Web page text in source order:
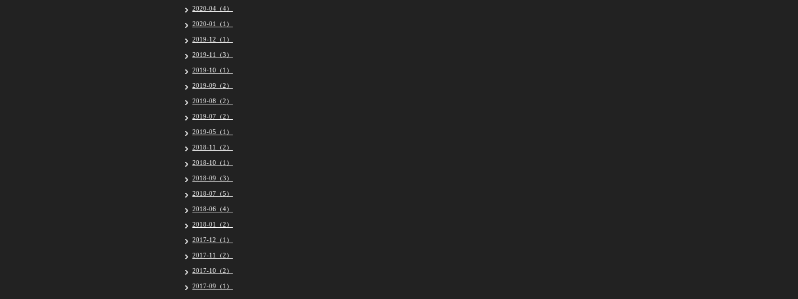
2020-04（4）
2020-01（1）
2019-12（1）
2019-11（3）
2019-10（1）
2019-09（2）
2019-08（2）
2019-07（2）
2019-05（1）
2018-11（2）
2018-10（1）
2018-09（3）
2018-07（5）
2018-06（4）
2018-01（2）
2017-12（1）
2017-11（2）
2017-10（2）
2017-09（1）